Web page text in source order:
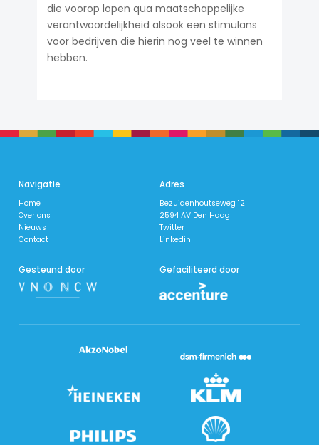
die voorop lopen qua maatschappelijke
verantwoordelijkheid alsook een stimulans
voor bedrijven die hierin nog veel te winnen
hebben.
Navigatie
Home
Over ons
Nieuws
​Contact
Adres
Bezuidenhoutseweg 12
2594 AV Den Haag
Twitter
Linkedin
Gesteund door Gefaciliteerd door